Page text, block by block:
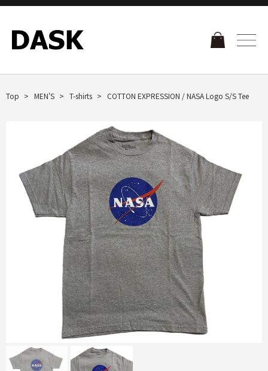
Top MEN'S T-shirts COTTON EXPRESSION / NASA Logo S/S Tee